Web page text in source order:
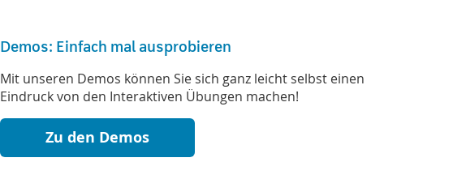
Demos: Einfach mal ausprobieren
Mit unseren Demos können Sie sich ganz leicht selbst einen
Eindruck von den Interaktiven Übungen machen!
Zu den Demos